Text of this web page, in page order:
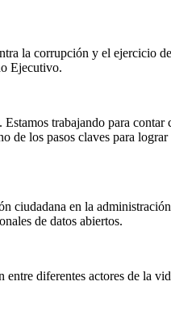
la corrupción y el ejercicio
Ejecutivo.
trabajando para
de los pasos claves para
ciudadana en la
de datos abiertos.
diferentes actores de la